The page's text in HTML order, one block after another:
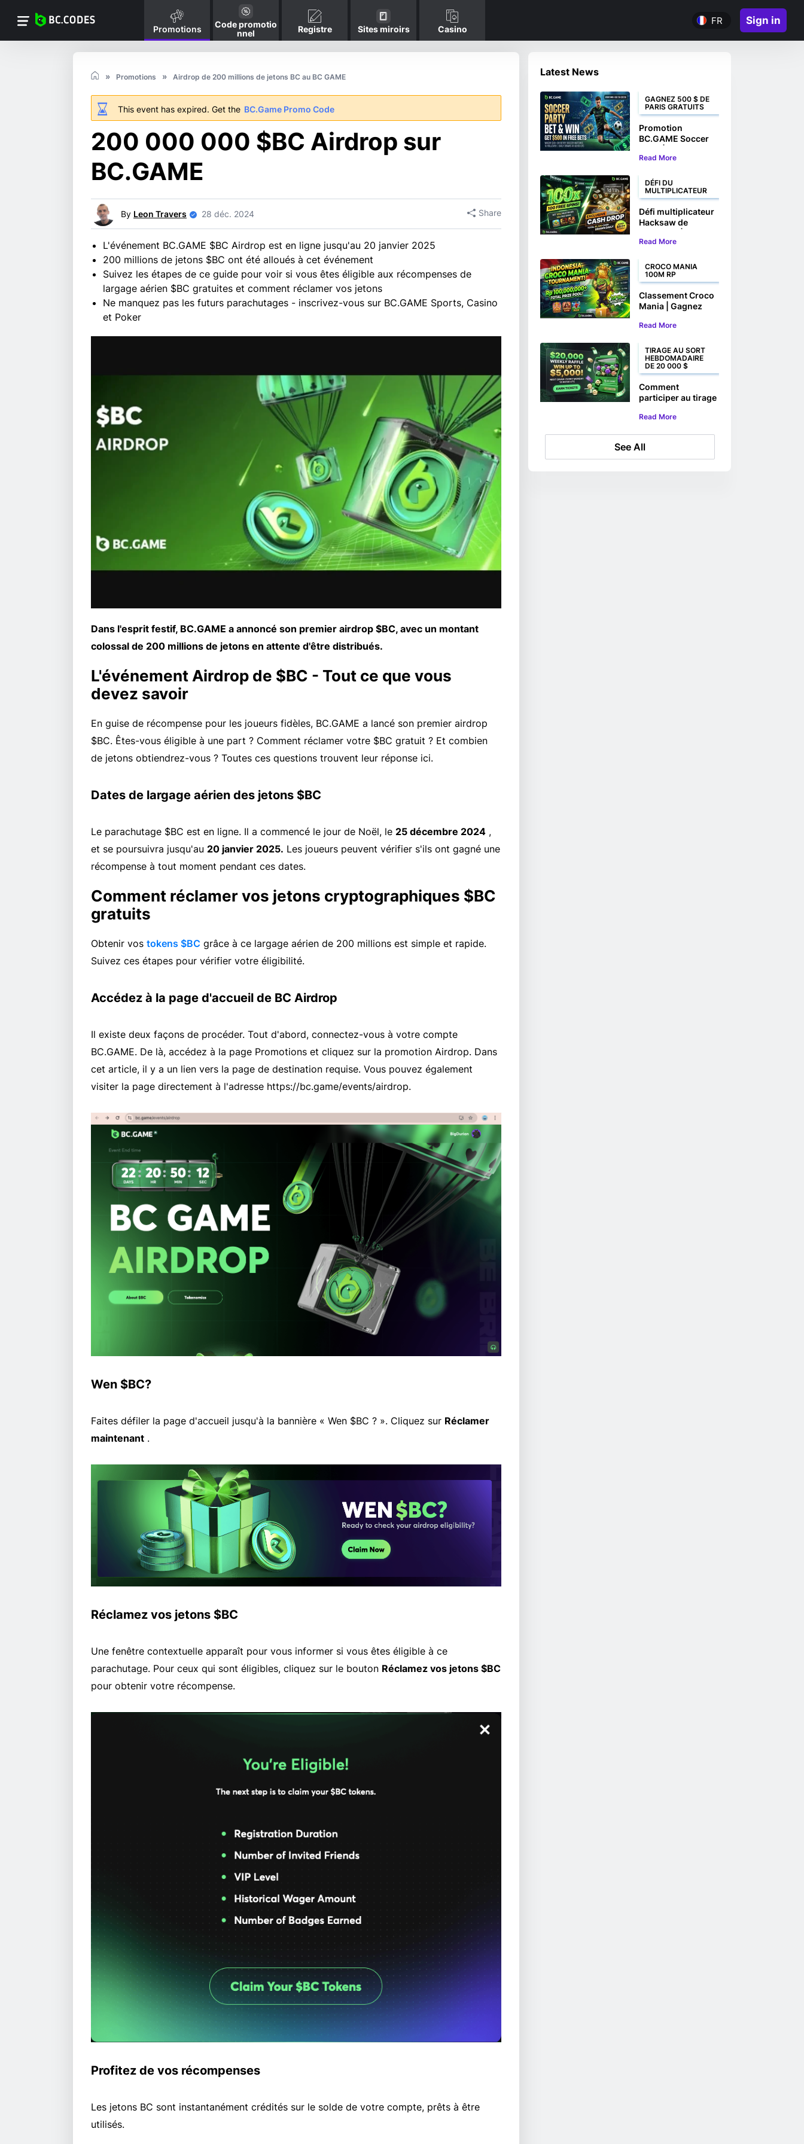
Promotions
Code promotio
nnel
Registre Sites miroirs Casino
FR Sign in
Promotions Airdrop de 200 millions de jetons BC au BC GAME
This event has expired. Get the BC.Game Promo Code
200 000 000 $BC Airdrop sur
BC.GAME
By Leon Travers 28 déc. 2024 Share
L'événement BC.GAME $BC Airdrop est en ligne jusqu'au 20 janvier 2025
200 millions de jetons $BC ont été alloués à cet événement
Suivez les étapes de ce guide pour voir si vous êtes éligible aux récompenses de
largage aérien $BC gratuites et comment réclamer vos jetons
Ne manquez pas les futurs parachutages - inscrivez-vous sur BC.GAME Sports, Casino
et Poker
Dans l'esprit festif, BC.GAME a annoncé son premier airdrop $BC, avec un montant
colossal de 200 millions de jetons en attente d'être distribués.
L'événement Airdrop de $BC - Tout ce que vous
devez savoir
En guise de récompense pour les joueurs fidèles, BC.GAME a lancé son premier airdrop
$BC. Êtes-vous éligible à une part ? Comment réclamer votre $BC gratuit ? Et combien
de jetons obtiendrez-vous ? Toutes ces questions trouvent leur réponse ici.
Dates de largage aérien des jetons $BC
Le parachutage $BC est en ligne. Il a commencé le jour de Noël, le 25 décembre 2024 ,
et se poursuivra jusqu'au 20 janvier 2025. Les joueurs peuvent vérifier s'ils ont gagné une
récompense à tout moment pendant ces dates.
Comment réclamer vos jetons cryptographiques $BC
gratuits
Obtenir vos tokens $BC grâce à ce largage aérien de 200 millions est simple et rapide.
Suivez ces étapes pour vérifier votre éligibilité.
Accédez à la page d'accueil de BC Airdrop
Il existe deux façons de procéder. Tout d'abord, connectez-vous à votre compte
BC.GAME. De là, accédez à la page Promotions et cliquez sur la promotion Airdrop. Dans
cet article, il y a un lien vers la page de destination requise. Vous pouvez également
visiter la page directement à l'adresse https://bc.game/events/airdrop.
Wen $BC?
Faites défiler la page d'accueil jusqu'à la bannière « Wen $BC ? ». Cliquez sur Réclamer
maintenant .
Réclamez vos jetons $BC
Une fenêtre contextuelle apparaît pour vous informer si vous êtes éligible à ce
parachutage. Pour ceux qui sont éligibles, cliquez sur le bouton Réclamez vos jetons $BC
pour obtenir votre récompense.
Profitez de vos récompenses
Les jetons BC sont instantanément crédités sur le solde de votre compte, prêts à être
utilisés.
Latest News
GAGNEZ 500 $ DE
PARIS GRATUITS
Promotion
BC.GAME Soccer
gagnez jusqu'à 500
Read More
DÉFI DU
MULTIPLICATEUR
Défi multiplicateur
Hacksaw de
100 tours gratuits
argent
Read More
CROCO MANIA
100M RP
Classement Croco
Mania | Gagnez
de 100 000 000 Rp
Read More
TIRAGE AU SORT
HEBDOMADAIRE
DE 20 000 $
Comment
participer au tirage
hebdomadaire de
BC.GAME
Read More
See All